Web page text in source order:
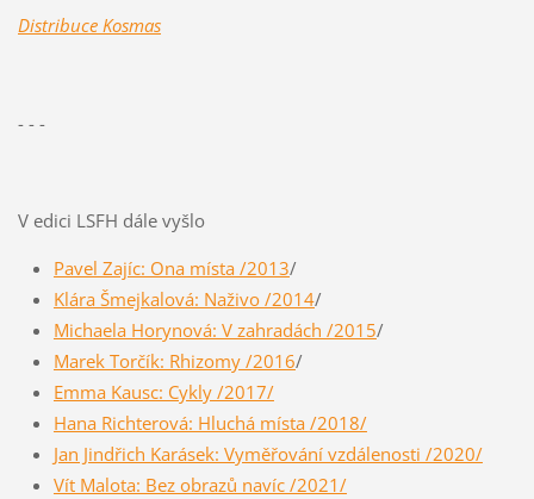
Distribuce Kosmas
- - -
V edici LSFH dále vyšlo
Pavel Zajíc: Ona místa /2013/
Klára Šmejkalová: Naživo /2014/
Michaela Horynová: V zahradách /2015/
Marek Torčík: Rhizomy /2016/
Emma Kausc: Cykly /2017/
Hana Richterová: Hluchá místa /2018/
Jan Jindřich Karásek: Vyměřování vzdálenosti /2020/
Vít Malota: Bez obrazů navíc /2021/